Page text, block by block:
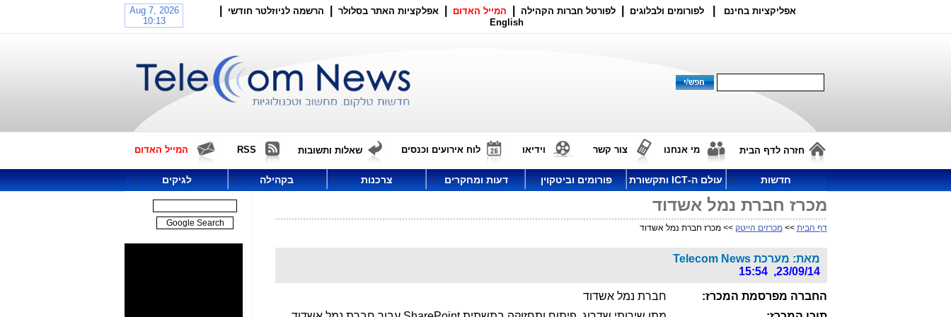
אפליקציות בחינם לפורומים ולבלוגים לפורטל חברות הקהילה המייל האדום אפלקציות האתר בסלולר הרשמה לניוזלטר חודשי
English
חזרה לדף הבית מי אנחנו צור קשר וידיאו לוח אירועים וכנסים שאלות ותשובות RSS המייל האדום
חדשות עולם ה-ICT ותקשורת פורומים וביטקוין דעות ומחקרים צרכנות בקהילה לגיקים
מכרז חברת נמל אשדוד
דף הבית >>מכרזים הייטק >> מכרז חברת נמל אשדוד
מאת: מערכת Telecom News
23/09/14, 15:54
החברה מפרסמת המכרז:
חברת נמל אשדוד